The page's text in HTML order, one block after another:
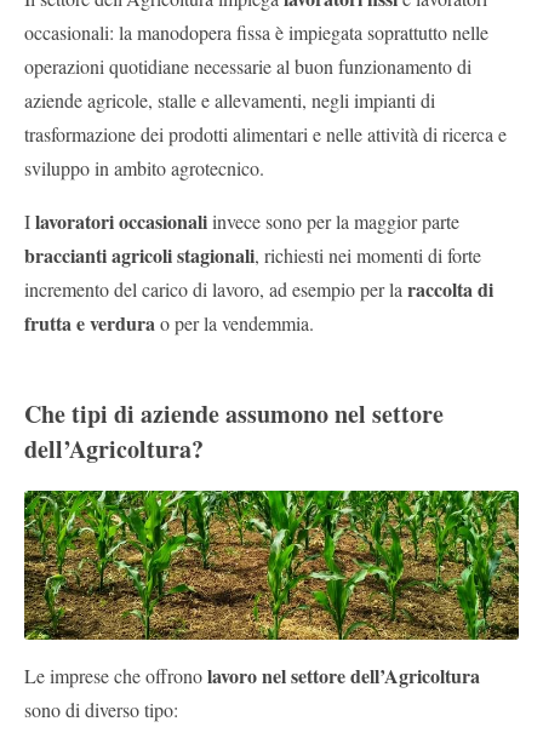
occasionali: la manodopera fissa è impiegata soprattutto nelle
operazioni quotidiane necessarie al buon funzionamento di
aziende agricole, stalle e allevamenti, negli impianti di
trasformazione dei prodotti alimentari e nelle attività di ricerca e
sviluppo in ambito agrotecnico.
Ilavoratori occasionaliinvece sono per la maggior parte
braccianti agricoli stagionali, richiesti nei momenti di forte
incremento del carico di lavoro, ad esempio per laraccolta di
frutta e verdurao per la vendemmia.
Che tipi di aziende assumono nel settore
dell’Agricoltura?
Le imprese che offronolavoro nel settore dell’Agricoltura
sono di diverso tipo: